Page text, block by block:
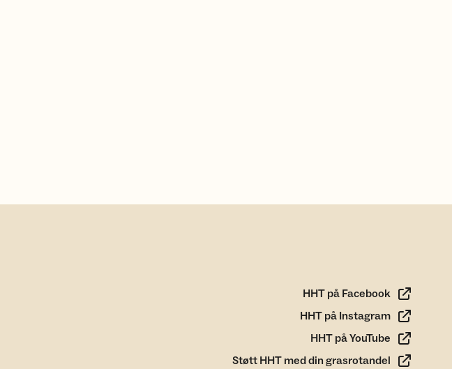
HHT på Facebook
HHT på Instagram
HHT på YouTube
Støtt HHT med din grasrotandel